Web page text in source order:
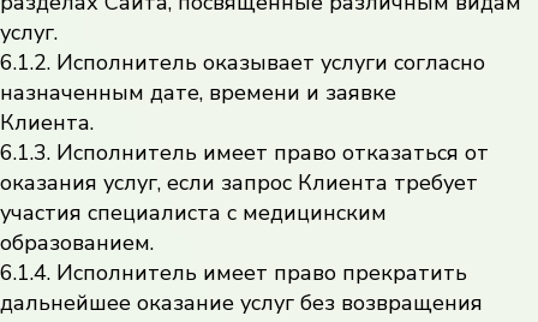
услуг.
6.1.2. Исполнитель оказывает услуги согласно
назначенным дате, времени и заявке
Клиента.
6.1.3. Исполнитель имеет право отказаться от
оказания услуг, если запрос Клиента требует
участия специалиста с медицинским
образованием.
6.1.4. Исполнитель имеет право прекратить
дальнейшее оказание услуг без возвращения